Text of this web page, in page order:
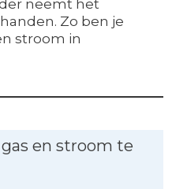
neemt het
Zo ben je
stroom in
en stroom te